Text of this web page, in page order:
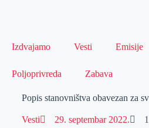
Izdvajamo Vesti Emisije
Poljoprivreda Zabava
Popis stanovništva obavezan za
Vesti 29. septembar 2022.